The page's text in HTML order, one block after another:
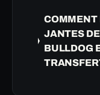
COMMENT
JANTES
BULLDOG